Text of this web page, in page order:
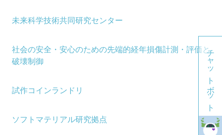
未来科学技術共同研究センター
社会の安全・安心のための先端的経年損傷計測・評価と
破壊制御
試作コインランドリ
ソフトマテリアル研究拠点
チャットボット